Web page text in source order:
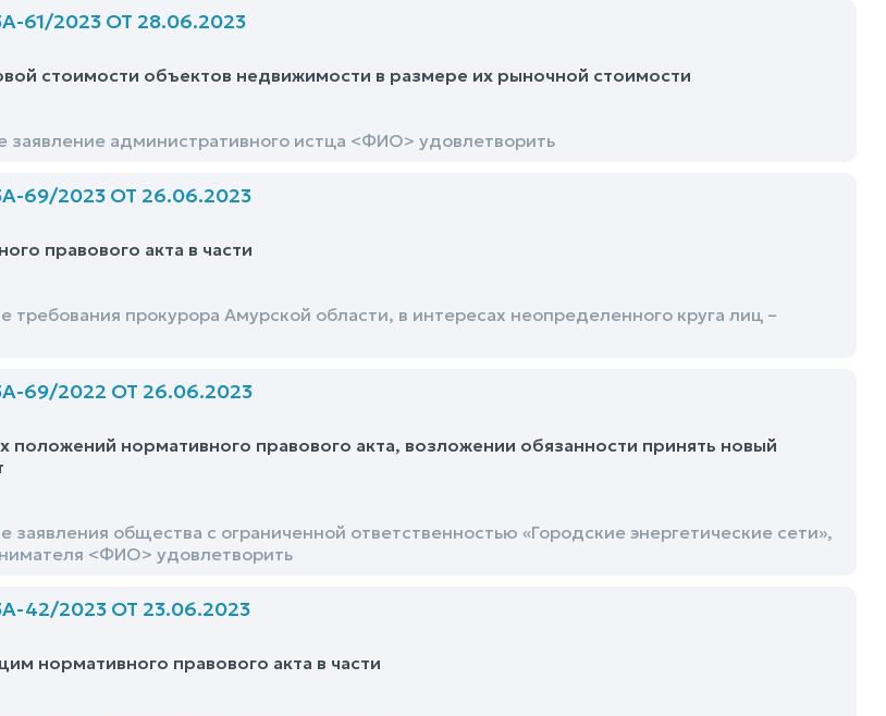
2023 ОТ 28.06.2023
стоимости объектов недвижимости в размере их рыночной стоимости
заявление административного истца <ФИО> удовлетворить
2023 ОТ 26.06.2023
правового акта в части
прокурора Амурской области, в интересах неопределенного круга лиц –
2022 ОТ 26.06.2023
положений нормативного правового акта, возложении обязанности принять новый
общества с ограниченной ответственностью «Городские энергетические сети»,
<ФИО> удовлетворить
2023 ОТ 23.06.2023
нормативного правового акта в части